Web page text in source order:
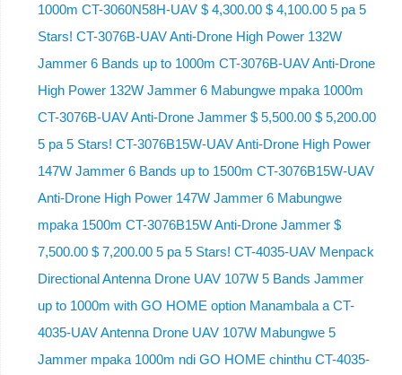
1000m CT-3060N58H-UAV $ 4,300.00 $ 4,100.00 5 pa 5
Stars! CT-3076B-UAV Anti-Drone High Power 132W
Jammer 6 Bands up to 1000m CT-3076B-UAV Anti-Drone
High Power 132W Jammer 6 Mabungwe mpaka 1000m
CT-3076B-UAV Anti-Drone Jammer $ 5,500.00 $ 5,200.00
5 pa 5 Stars! CT-3076B15W-UAV Anti-Drone High Power
147W Jammer 6 Bands up to 1500m CT-3076B15W-UAV
Anti-Drone High Power 147W Jammer 6 Mabungwe
mpaka 1500m CT-3076B15W Anti-Drone Jammer $
7,500.00 $ 7,200.00 5 pa 5 Stars! CT-4035-UAV Menpack
Directional Antenna Drone UAV 107W 5 Bands Jammer
up to 1000m with GO HOME option Manambala a CT-
4035-UAV Antenna Drone UAV 107W Mabungwe 5
Jammer mpaka 1000m ndi GO HOME chinthu CT-4035-